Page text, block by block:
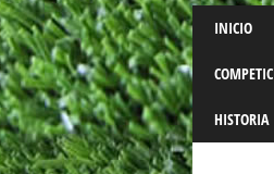
Skip
to
content
INICIO
HISTORIA